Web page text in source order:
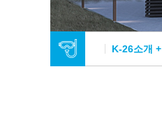
K-26소개 +